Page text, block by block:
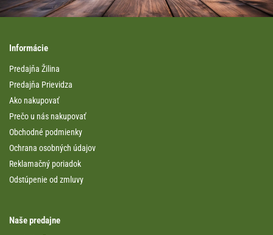
Informácie
Predajňa Žilina
Predajňa Prievidza
Ako nakupovať
Prečo u nás nakupovať
Obchodné podmienky
Ochrana osobných údajov
Reklamačný poriadok
Odstúpenie od zmluvy
Naše predajne